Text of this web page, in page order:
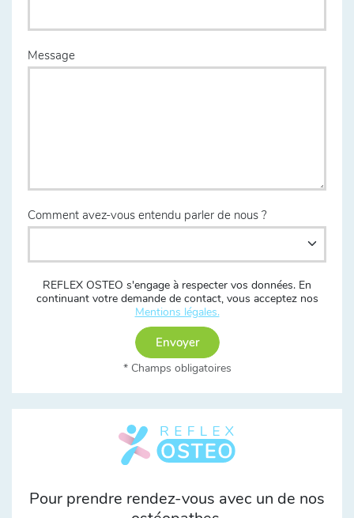
Message
Comment avez-vous entendu parler de nous ?
REFLEX OSTEO s'engage à respecter vos données. En
continuant votre demande de contact, vous acceptez nos
Mentions légales.
Envoyer
* Champs obligatoires
Pour prendre rendez-vous avec un de nos